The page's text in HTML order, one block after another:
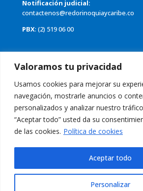
Valoramos tu privacidad
Usamos cookies para mejorar su
navegación, mostrarle anuncios o
personalizados y analizar nuestro
“Aceptar todo” usted da su
de las cookies. Política de cookies
Personalizar
Aceptar todo
Notificación judicial:
contactenos@redorinoquiaycaribe.co
PBX: (2) 519 06 00
Conoce nuestra Política de Tratamiento de
El uso de esta página web y sus
de aceptación de losTérminos de Uso